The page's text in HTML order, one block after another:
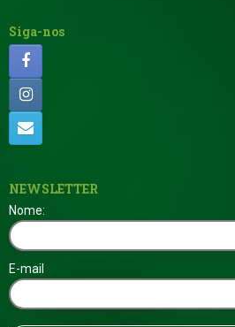
Siga-nos
NEWSLETTER
Nome:
E-mail